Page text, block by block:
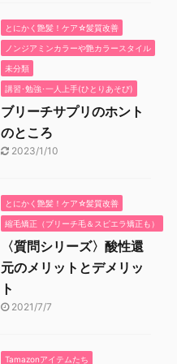
とにかく艶髪！ケア☆髪質改善
ノンジアミンカラーや艶カラースタイル
未分類
講習･勉強･一人上手(ひとりあそび)
ブリーチサプリのホント
のところ
2023/1/10
とにかく艶髪！ケア☆髪質改善
縮毛矯正（ブリーチ毛＆スピエラ矯正も）
〈質問シリーズ〉酸性還
元のメリットとデメリッ
ト
2021/7/7
Tamazonアイテムたち